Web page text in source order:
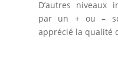
D’autres niveaux
par un + ou –
apprécié la qualité